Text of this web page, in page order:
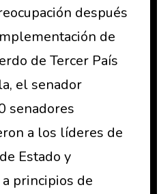
después
de
de Tercer País
el senador
senadores
a los líderes de
Estado y
principios de